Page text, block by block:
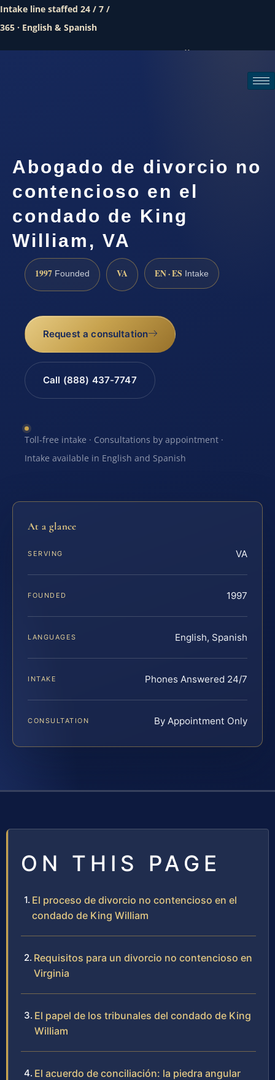
Intake line staffed 24 / 7 /
365 · English & Spanish
Call (888) 437-7747
Abogado de divorcio no
contencioso en el
condado de King
William, VA
1997 Founded VA EN · ES Intake
Request a consultation
Call (888) 437-7747
Toll-free intake · Consultations by appointment ·
Intake available in English and Spanish
At a glance
SERVING VA
FOUNDED 1997
LANGUAGES English, Spanish
INTAKE Phones Answered 24/7
CONSULTATION By Appointment Only
ON THIS PAGE
El proceso de divorcio no contencioso en el
condado de King William
Requisitos para un divorcio no contencioso en
Virginia
El papel de los tribunales del condado de King
William
El acuerdo de conciliación: la piedra angular